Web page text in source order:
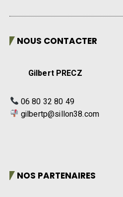
NOUS CONTACTER
Gilbert PRECZ
06 80 32 80 49
gilbertp@sillon38.com
NOS PARTENAIRES